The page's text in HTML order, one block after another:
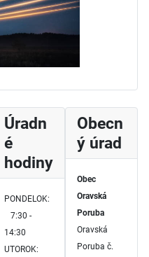
Úradn
é
hodiny
PONDELOK:
7:30 -
14:30
UTOROK:
Obecn
ý úrad
Obec
Oravská
Poruba
Oravská
Poruba č.